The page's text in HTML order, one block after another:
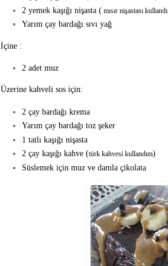
2 yemek kaşığı nişasta (mısır nişastası
Yarım çay bardağı sıvı yağ
İçine :
2 adet muz
Üzerine kahveli sos için:
2 çay bardağı krema
Yarım çay bardağı toz şeker
1 tatlı kaşığı nişasta
2 çay kaşığı kahve (türk kahvesi kullandım)
Süslemek için muz ve damla çikolata